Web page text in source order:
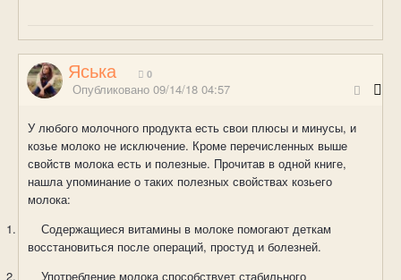
Яська 0
Опубликовано 09/14/18 04:57
У любого молочного продукта есть свои плюсы и минусы, и
козье молоко не исключение. Кроме перечисленных выше
свойств молока есть и полезные. Прочитав в одной книге,
нашла упоминание о таких полезных свойствах козьего
молока:
1.
Содержащиеся витамины в молоке помогают деткам
восстановиться после операций, простуд и болезней.
2.
Употребление молока способствует стабильного